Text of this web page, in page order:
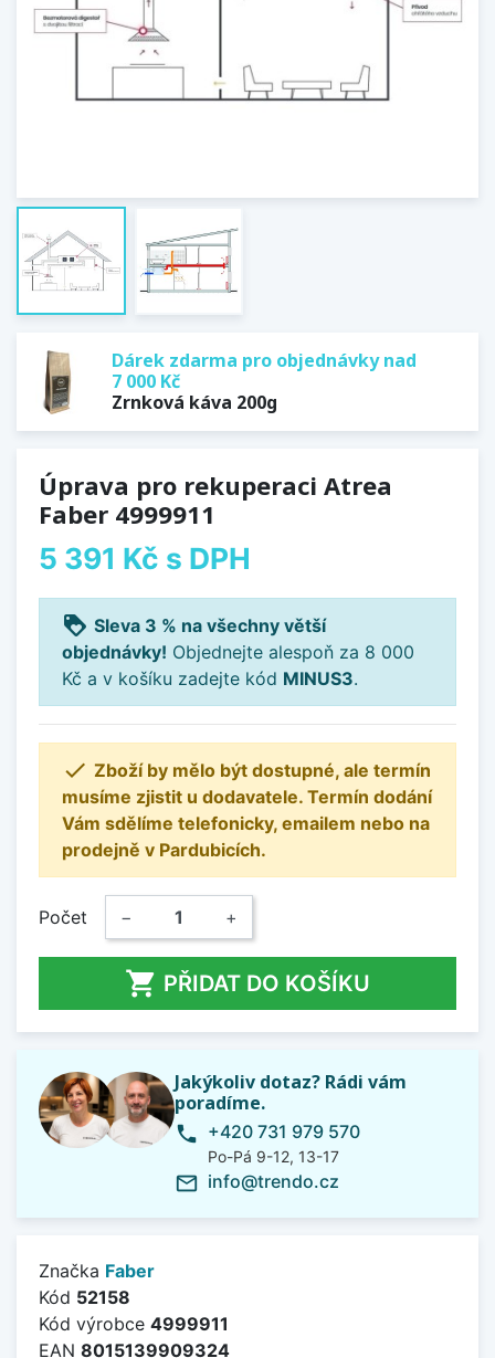
Dárek zdarma pro objednávky nad
7 000 Kč
Zrnková káva 200g
Úprava pro rekuperaci Atrea
Faber 4999911
5 391 Kč s DPH
loyalty Sleva 3 % na všechny větší
objednávky! Objednejte alespoň za 8 000
Kč a v košíku zadejte kód MINUS3.
 Zboží by mělo být dostupné, ale termín
musíme zjistit u dodavatele. Termín dodání
Vám sdělíme telefonicky, emailem nebo na
prodejně v Pardubicích.
Počet − +
 PŘIDAT DO KOŠÍKU
Jakýkoliv dotaz? Rádi vám
poradíme.
phone +420 731 979 570
Po-Pá 9-12, 13-17
mail_outline info@trendo.cz
Značka Faber
Kód 52158
Kód výrobce 4999911
EAN 8015139909324